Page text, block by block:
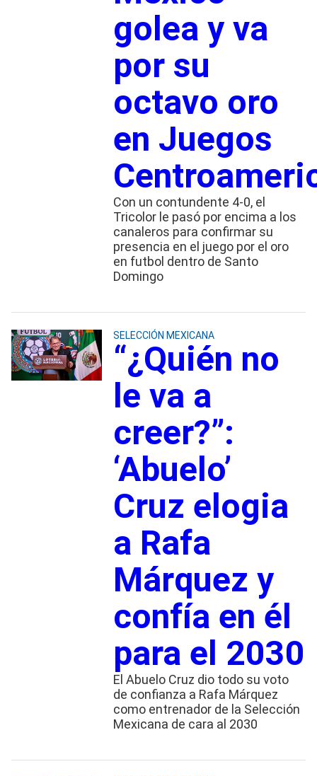
golea y va
por su
octavo oro
en Juegos
Con un contundente 4-0, el
Tricolor le pasó por encima a los
canaleros para confirmar su
presencia en el juego por el oro
en futbol dentro de Santo
Domingo
SELECCIÓN MEXICANA
“¿Quién no
le va a
creer?”:
‘Abuelo’
Cruz elogia
a Rafa
Márquez y
confía en él
para el 2030
El Abuelo Cruz dio todo su voto
de confianza a Rafa Márquez
como entrenador de la Selección
Mexicana de cara al 2030